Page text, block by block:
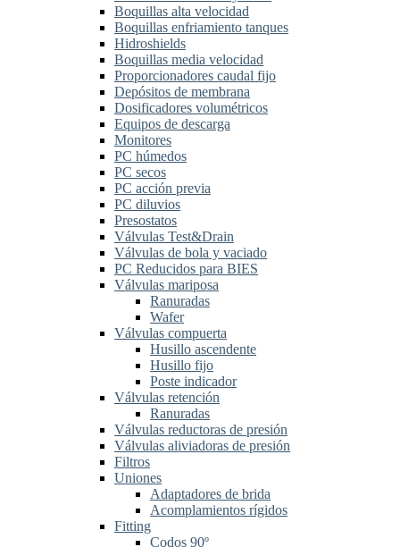
Boquillas alta velocidad
Boquillas enfriamiento tanques
Hidroshields
Boquillas media velocidad
Proporcionadores caudal fijo
Depósitos de membrana
Dosificadores volumétricos
Equipos de descarga
Monitores
PC húmedos
PC secos
PC acción previa
PC diluvios
Presostatos
Válvulas Test&Drain
Válvulas de bola y vaciado
PC Reducidos para BIES
Válvulas mariposa
Ranuradas
Wafer
Válvulas compuerta
Husillo ascendente
Husillo fijo
Poste indicador
Válvulas retención
Ranuradas
Válvulas reductoras de presión
Válvulas aliviadoras de presión
Filtros
Uniones
Adaptadores de brida
Acomplamientos rígidos
Fitting
Codos 90º